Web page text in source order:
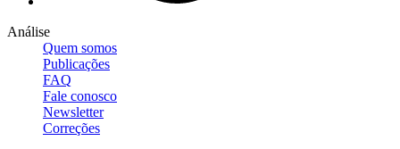
Análise
Quem somos
Publicações
FAQ
Fale conosco
Newsletter
Correções